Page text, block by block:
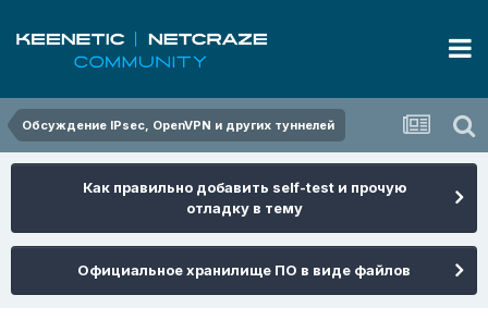
Обсуждение IPsec, OpenVPN и других туннелей
Как правильно добавить self-test и прочую
отладку в тему
Официальное хранилище ПО в виде файлов